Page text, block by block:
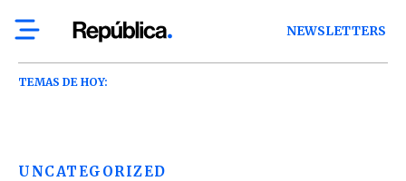
NEWSLETTERS
TEMAS DE HOY:
UNCATEGORIZED